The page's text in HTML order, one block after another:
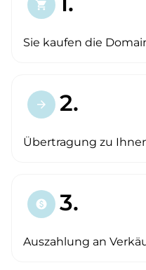
shopping_cart
Sie kaufen die
arrow_forward 2.
Übertragung zu
paid 3.
Auszahlung an